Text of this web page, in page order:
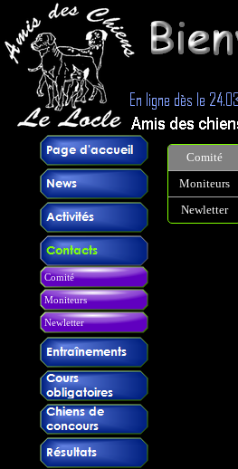
Comité
Moniteurs
Newletter
Comité
Moniteurs
Newletter